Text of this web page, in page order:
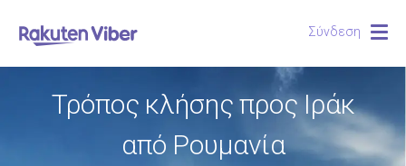
Σύνδεση
Τρόπος κλήσης προς Ιράκ
από Ρουμανία